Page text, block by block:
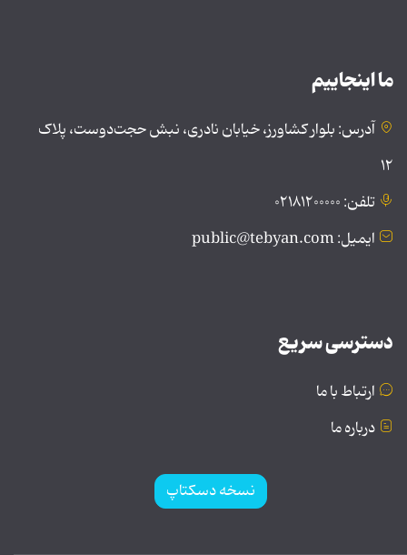
ما اینجاییم
آدرس: بلوار کشاورز، خیابان نادری، نبش حجت‌دوست، پلاک
۱۲
تلفن: ۰۲۱۸۱۲۰۰۰۰۰
ایمیل: public@tebyan.com
دسترسی سریع
ارتباط با ما
درباره ما
نسخه دسکتاپ